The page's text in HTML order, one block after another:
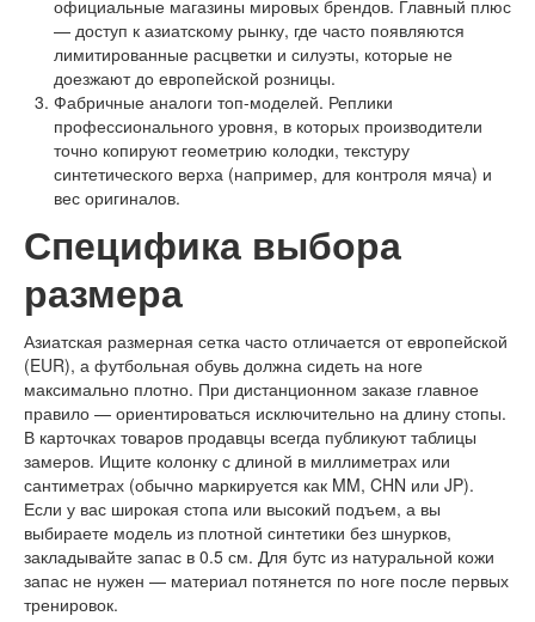
официальные магазины мировых брендов. Главный плюс
— доступ к азиатскому рынку, где часто появляются
лимитированные расцветки и силуэты, которые не
доезжают до европейской розницы.
Фабричные аналоги топ-моделей. Реплики
профессионального уровня, в которых производители
точно копируют геометрию колодки, текстуру
синтетического верха (например, для контроля мяча) и
вес оригиналов.
Специфика выбора
размера
Азиатская размерная сетка часто отличается от европейской
(EUR), а футбольная обувь должна сидеть на ноге
максимально плотно. При дистанционном заказе главное
правило — ориентироваться исключительно на длину стопы.
В карточках товаров продавцы всегда публикуют таблицы
замеров. Ищите колонку с длиной в миллиметрах или
сантиметрах (обычно маркируется как MM, CHN или JP).
Если у вас широкая стопа или высокий подъем, а вы
выбираете модель из плотной синтетики без шнурков,
закладывайте запас в 0.5 см. Для бутс из натуральной кожи
запас не нужен — материал потянется по ноге после первых
тренировок.